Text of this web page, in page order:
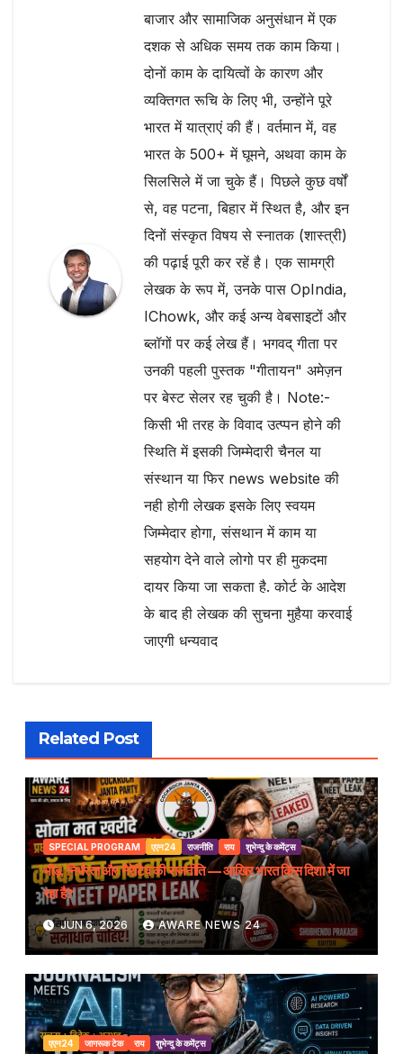
बाजार और सामाजिक अनुसंधान में एक
दशक से अधिक समय तक काम किया।
दोनों काम के दायित्वों के कारण और
व्यक्तिगत रूचि के लिए भी, उन्होंने पूरे
भारत में यात्राएं की हैं। वर्तमान में, वह
भारत के 500+ में घूमने, अथवा काम के
सिलसिले में जा चुके हैं। पिछले कुछ वर्षों
से, वह पटना, बिहार में स्थित है, और इन
दिनों संस्कृत विषय से स्नातक (शास्त्री)
की पढ़ाई पूरी कर रहें है। एक सामग्री
लेखक के रूप में, उनके पास OpIndia,
IChowk, और कई अन्य वेबसाइटों और
ब्लॉगों पर कई लेख हैं। भगवद् गीता पर
उनकी पहली पुस्तक "गीतायन" अमेज़न
पर बेस्ट सेलर रह चुकी है। Note:-
किसी भी तरह के विवाद उत्प्पन होने की
स्थिति में इसकी जिम्मेदारी चैनल या
संस्थान या फिर news website की
नही होगी लेखक इसके लिए स्वयम
जिम्मेदार होगा, संसथान में काम या
सहयोग देने वाले लोगो पर ही मुकदमा
दायर किया जा सकता है. कोर्ट के आदेश
के बाद ही लेखक की सुचना मुहैया करवाई
जाएगी धन्यवाद
Related Post
SPECIAL PROGRAM एएन24 राजनीति राय शुभेन्दु के कमेंट्स
भीड़, निर्भरता और नैरेटिव की राजनीति — आखिर भारत किस दिशा में जा
रहा है?
JUN 6, 2026 AWARE NEWS 24
एएन24 जागरूक टेक राय शुभेन्दु के कमेंट्स